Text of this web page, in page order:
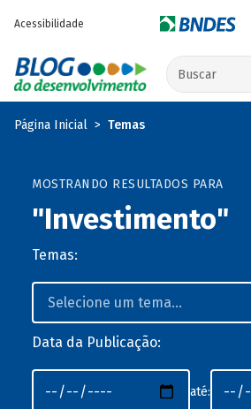
Acessibilidade
Buscar no site
Página Inicial Temas
MOSTRANDO RESULTADOS PARA
"Investimento"
Temas:
Data da Publicação:
até: